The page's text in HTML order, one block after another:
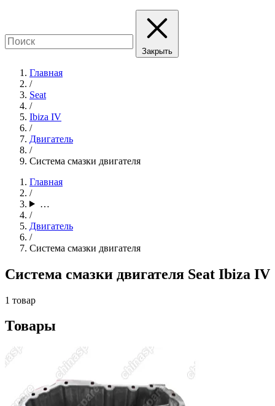
Закрыть
Главная
/
Seat
/
Ibiza IV
/
Двигатель
/
Система смазки двигателя
Главная
/
…
/
Двигатель
/
Система смазки двигателя
Система смазки двигателя Seat Ibiza IV
1 товар
Товары